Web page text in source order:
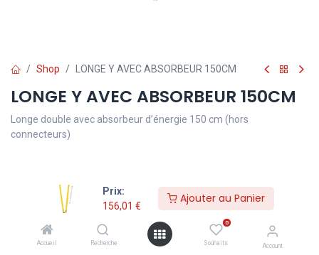
Prix:
156,01 €
Ajouter au Panier
Accueil Recherche
0
Souhaits Account
Shop LONGE Y AVEC ABSORBEUR 150CM
LONGE Y AVEC ABSORBEUR 150CM
Longe double avec absorbeur d’énergie 150 cm (hors
connecteurs)
€ TVA comprise
Ajouter au Panier